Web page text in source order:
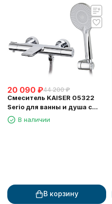
20 090 ₽44 200 ₽
Смеситель KAISER 05322
Serio для ванны и душа с
термостатом
В наличии
В корзину